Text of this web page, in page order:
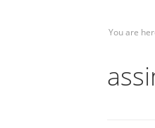
You are